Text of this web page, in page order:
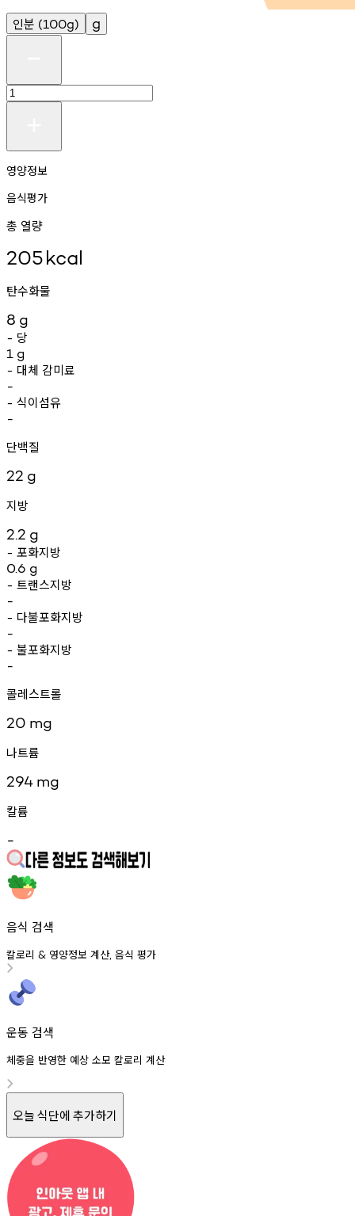
인분 (100g) g
영양정보
음식평가
총 열량
205kcal
탄수화물
8 g
- 당
1 g
- 대체 감미료
-
- 식이섬유
-
단백질
22 g
지방
2.2 g
- 포화지방
0.6 g
- 트랜스지방
-
- 다불포화지방
-
- 불포화지방
-
콜레스트롤
20 mg
나트륨
294 mg
칼륨
-
음식 검색
칼로리 & 영양정보 계산, 음식 평가
운동 검색
체중을 반영한 예상 소모 칼로리 계산
오늘 식단에 추가하기